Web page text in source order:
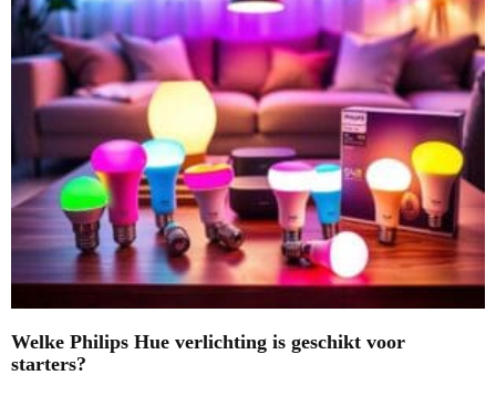
Welke Philips Hue verlichting is geschikt voor
starters?